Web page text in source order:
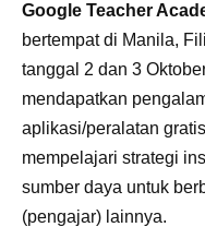
Google Teacher
bertempat di Manila,
tanggal 2 dan 3
mendapatkan
aplikasi/peralatan gratis
mempelajari strategi
sumber daya untuk
(pengajar) lainnya.